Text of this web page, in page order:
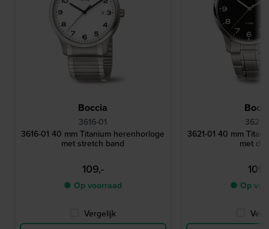
Boccia
3616-01
3616-01 40 mm Titanium herenhorloge
met stretch band
109,-
● Op voorraad
Vergelijk
3621-
3621-01 40 mm
met
● Op